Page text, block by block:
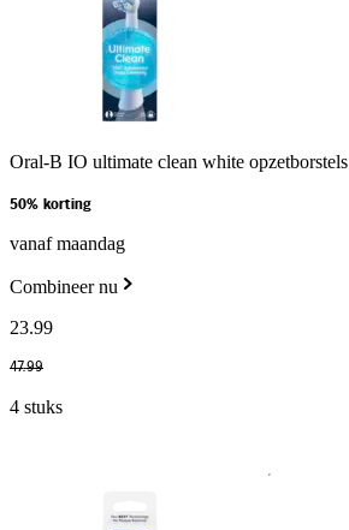
Oral-B IO ultimate clean white opzetborstels
50% korting
vanaf maandag
Combineer nu
23.99
47.99
4 stuks